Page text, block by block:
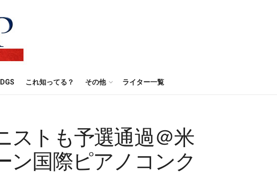
これ知ってる？ その他 ライター一覧
ストも予選通過＠米
ン国際ピアノコンク